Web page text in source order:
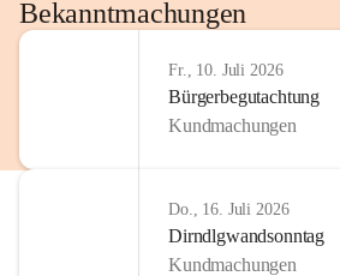
http://www.omv.com
Bekanntmachungen
Fr., 10. Juli 2026
Bürgerbegutachtung
Kundmachungen
Do., 16. Juli 2026
Dirndlgwandsonntag
Kundmachungen